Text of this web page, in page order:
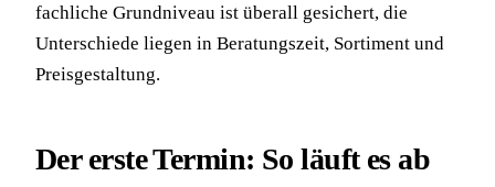
fachliche Grundniveau ist überall gesichert, die
Unterschiede liegen in Beratungszeit, Sortiment und
Preisgestaltung.
Der erste Termin: So läuft es ab